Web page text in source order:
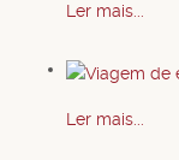
Ler mais...
Ler mais...